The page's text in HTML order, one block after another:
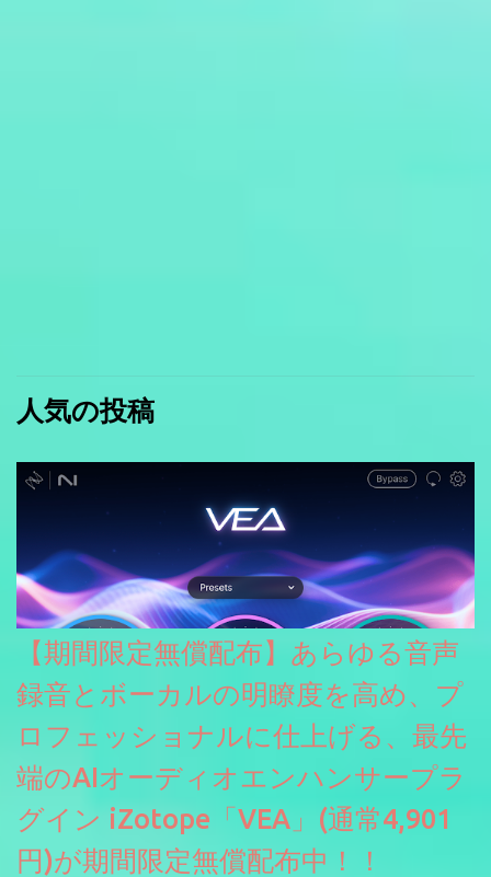
人気の投稿
【期間限定無償配布】あらゆる音声
録音とボーカルの明瞭度を高め、プ
ロフェッショナルに仕上げる、最先
端のAIオーディオエンハンサープラ
グイン iZotope「VEA」(通常4,901
円)が期間限定無償配布中！！